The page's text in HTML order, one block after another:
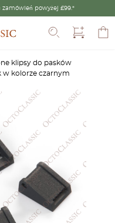
zamówień powyżej £99.*Szukaj
klipsy do pasków
w kolorze czarnym